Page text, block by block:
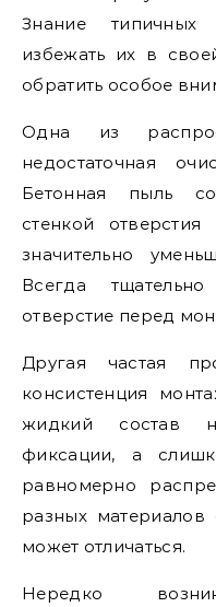
Знание
избежать их в
обратить особое
Одна из
недостаточная
Бетонная пыль
стенкой
значительно
Всегда
отверстие перед
Другая частая
консистенция
жидкий состав
фиксации, а
равномерно
разных материалов
может отличаться.
Нередко